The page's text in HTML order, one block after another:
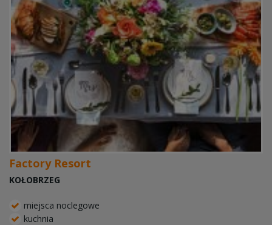
Factory Resort
KOŁOBRZEG
miejsca noclegowe
kuchnia